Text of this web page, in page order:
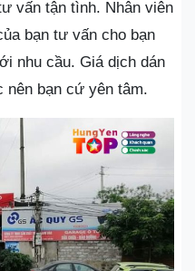
vấn tận tình. Nhân viên
bạn tư vấn cho bạn
nhu cầu. Giá dịch dán
bạn cứ yên tâm.